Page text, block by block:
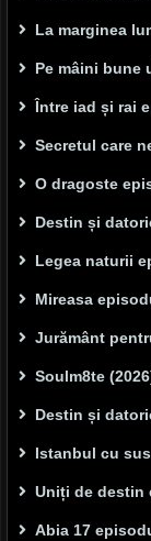
La marginea
Pe mâini bune
Între iad și rai
Secretul care
O dragoste
Destin și
Legea naturii
Mireasa
Jurământ
Soulm8te
Destin și
Istanbul cu
Uniți de destin
Abia 17